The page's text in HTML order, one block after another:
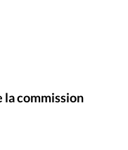
la commission